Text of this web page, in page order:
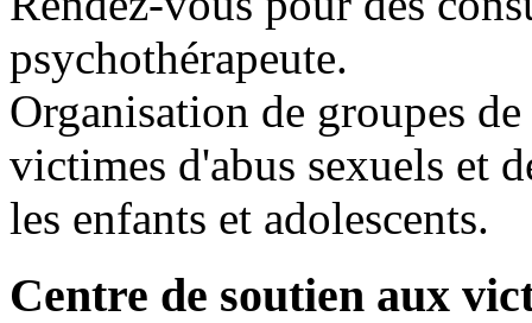
psychothérapeute.
Organisation de groupes
victimes d'abus sexuels et
les enfants et adolescents.
Centre de soutien aux